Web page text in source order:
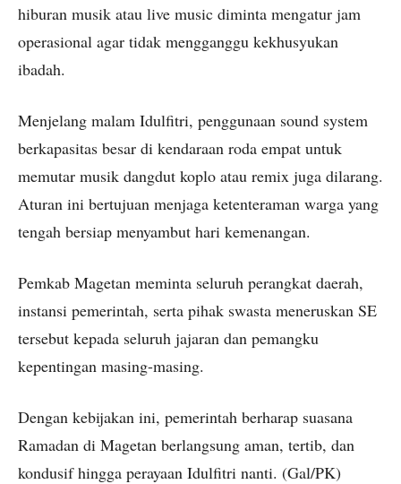
hiburan musik atau live music diminta mengatur jam
operasional agar tidak mengganggu kekhusyukan
ibadah.
Menjelang malam Idulfitri, penggunaan sound system
berkapasitas besar di kendaraan roda empat untuk
memutar musik dangdut koplo atau remix juga dilarang.
Aturan ini bertujuan menjaga ketenteraman warga yang
tengah bersiap menyambut hari kemenangan.
Pemkab Magetan meminta seluruh perangkat daerah,
instansi pemerintah, serta pihak swasta meneruskan SE
tersebut kepada seluruh jajaran dan pemangku
kepentingan masing-masing.
Dengan kebijakan ini, pemerintah berharap suasana
Ramadan di Magetan berlangsung aman, tertib, dan
kondusif hingga perayaan Idulfitri nanti. (Gal/PK)